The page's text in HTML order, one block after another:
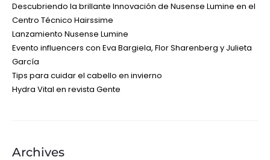
Descubriendo la brillante Innovación de Nusense Lumine en el
Centro Técnico Hairssime
Lanzamiento Nusense Lumine
Evento influencers con Eva Bargiela, Flor Sharenberg y Julieta
García
Tips para cuidar el cabello en invierno
Hydra Vital en revista Gente
Archives